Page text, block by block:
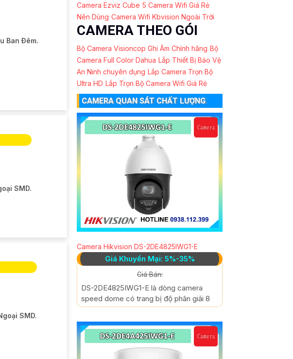
Ban Ðêm.
SMD.
SMD.
Camera Ezviz Cube 5 Camera Wifi Giá Rẻ
Nên Dùng Camera Wifi Kbvision Ngoài Trời
CAMERA THEO GÓI
Bộ Camera Visioncop Ghi Âm Chính hãng Bộ
Camera Full Color Dahua Lắp Thiết Bị Bảo Vệ
An Ninh chuyên dụng Lắp Camera Trọn Bộ
Ultra HD Lắp Trọn Bộ Camera Wifi Giá Rẻ
CAMERA QUAN SÁT CHẤT LƯỢNG
Camera Hikvision DS-2DE4825IWG1-E
Giá Khuyến Mại: 5%-35%
Giá Bán:
DS-2DE4825IWG1-E là dòng camera
speed dome có trang bị độ phân giải 8